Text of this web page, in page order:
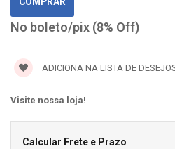
No boleto/pix (8% Off)
ADICIONA NA LISTA DE
Visite nossa loja!
Calcular Frete e Prazo